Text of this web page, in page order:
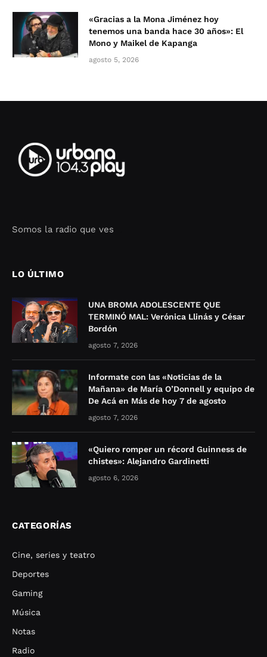
«Gracias a la Mona Jiménez hoy
tenemos una banda hace 30 años»: El
Mono y Maikel de Kapanga
agosto 5, 2026
Somos la radio que ves
LO ÚLTIMO
UNA BROMA ADOLESCENTE QUE
TERMINÓ MAL: Verónica Llinás y César
Bordón
agosto 7, 2026
Informate con las «Noticias de la
Mañana» de María O’Donnell y equipo de
De Acá en Más de hoy 7 de agosto
agosto 7, 2026
«Quiero romper un récord Guinness de
chistes»: Alejandro Gardinetti
agosto 6, 2026
CATEGORÍAS
Cine, series y teatro
Deportes
Gaming
Música
Notas
Radio